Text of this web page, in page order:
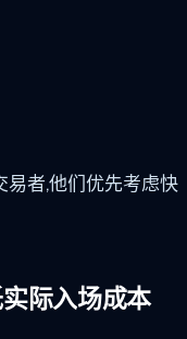
易者,他们优先考虑快
际入场成本